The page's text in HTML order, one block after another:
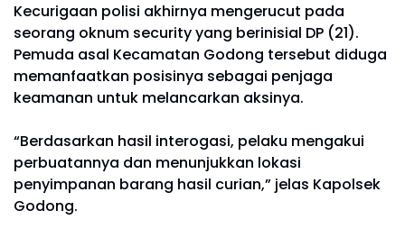
Kecurigaan polisi akhirnya mengerucut pada
seorang oknum security yang berinisial DP (21).
Pemuda asal Kecamatan Godong tersebut diduga
memanfaatkan posisinya sebagai penjaga
keamanan untuk melancarkan aksinya.
“Berdasarkan hasil interogasi, pelaku mengakui
perbuatannya dan menunjukkan lokasi
penyimpanan barang hasil curian,” jelas Kapolsek
Godong.